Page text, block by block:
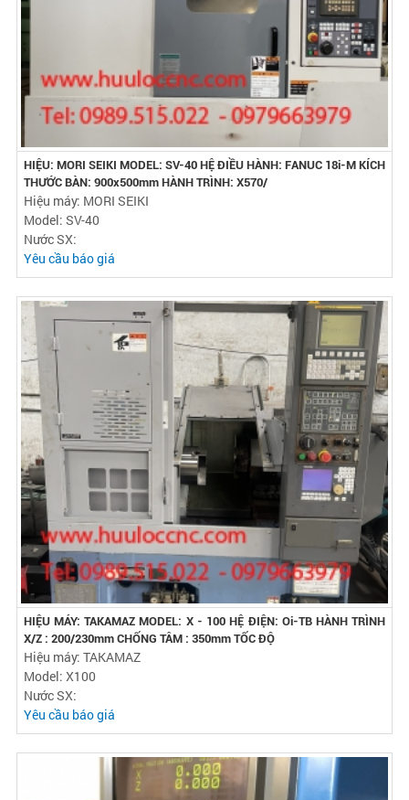
HIỆU: MORI SEIKI MODEL: SV-40 HỆ ĐIỀU HÀNH: FANUC 18i-M KÍCH
THƯỚC BÀN: 900x500mm HÀNH TRÌNH: X570/
Hiệu máy: MORI SEIKI
Model: SV-40
Nước SX:
Yêu cầu báo giá
HIỆU MÁY: TAKAMAZ MODEL: X - 100 HỆ ĐIỆN: Oi-TB HÀNH TRÌNH
X/Z : 200/230mm CHỐNG TÂM : 350mm TỐC ĐỘ
Hiệu máy: TAKAMAZ
Model: X100
Nước SX:
Yêu cầu báo giá